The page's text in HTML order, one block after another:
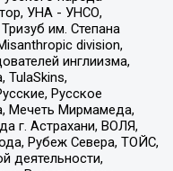
УНА - УНСО,
им. Степана
division,
инглиизма,
TulaSkins,
Русское
Мечеть Мирмамеда,
г. Астрахани, ВОЛЯ,
Рубеж Севера, ТОЙС,
деятельности,